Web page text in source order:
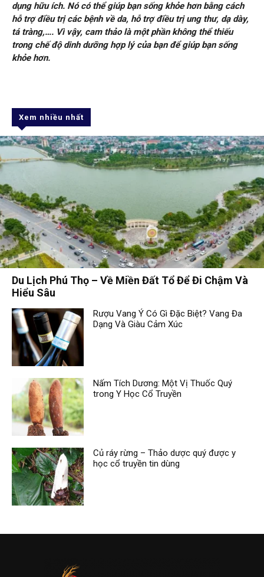
dụng hữu ích. Nó có thể giúp bạn sống khỏe hơn bằng cách
hỗ trợ điều trị các bệnh về da, hỗ trợ điều trị ung thư, dạ dày,
tá tràng,…. Vì vậy, cam thảo là một phần không thể thiếu
trong chế độ dinh dưỡng hợp lý của bạn để giúp bạn sống
khỏe hơn.
Xem nhiều nhất
Du Lịch Phú Thọ – Về Miền Đất Tổ Để Đi Chậm Và
Hiểu Sâu
Rượu Vang Ý Có Gì Đặc Biệt? Vang Đa
Dạng Và Giàu Cảm Xúc
Nấm Tích Dương: Một Vị Thuốc Quý
trong Y Học Cổ Truyền
Củ ráy rừng – Thảo dược quý được y
học cổ truyền tin dùng